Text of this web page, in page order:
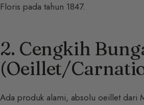
Floris pada tahun 1847.
2. Cengkih
(Oeillet/
Ada produk alami, absolu oeillet dari